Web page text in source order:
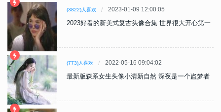
(3822)人喜欢 2023-01-09 12:00:05
2023好看的新美式复古头像合集 世界很大开心第一
(773)人喜欢 2022-05-16 09:04:02
最新版森系女生头像小清新自然 深夜是一个盗梦者